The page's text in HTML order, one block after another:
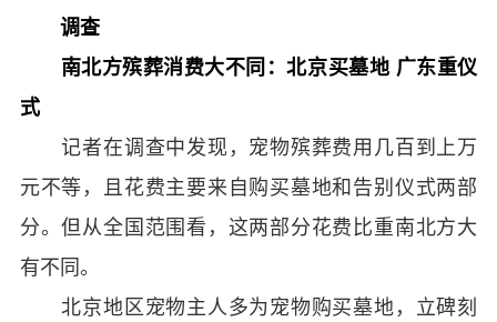
调查
南北方殡葬消费大不同：北京买墓地 广东重仪
式
记者在调查中发现，宠物殡葬费用几百到上万
元不等，且花费主要来自购买墓地和告别仪式两部
分。但从全国范围看，这两部分花费比重南北方大
有不同。
北京地区宠物主人多为宠物购买墓地，立碑刻